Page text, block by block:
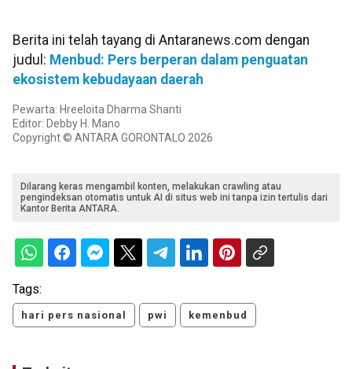
Berita ini telah tayang di Antaranews.com dengan
judul: Menbud: Pers berperan dalam penguatan
ekosistem kebudayaan daerah
Pewarta: Hreeloita Dharma Shanti
Editor: Debby H. Mano
Copyright © ANTARA GORONTALO 2026
Dilarang keras mengambil konten, melakukan crawling atau
pengindeksan otomatis untuk AI di situs web ini tanpa izin tertulis dari
Kantor Berita ANTARA.
Tags:
hari pers nasional pwi kemenbud